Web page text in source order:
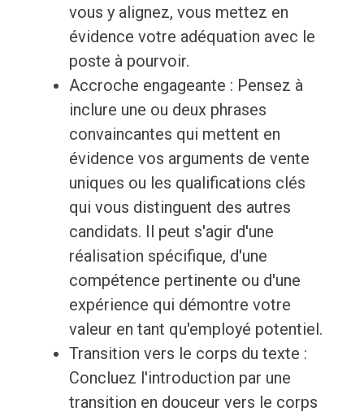
vous y alignez, vous mettez en
évidence votre adéquation avec le
poste à pourvoir.
Accroche engageante : Pensez à
inclure une ou deux phrases
convaincantes qui mettent en
évidence vos arguments de vente
uniques ou les qualifications clés
qui vous distinguent des autres
candidats. Il peut s'agir d'une
réalisation spécifique, d'une
compétence pertinente ou d'une
expérience qui démontre votre
valeur en tant qu'employé potentiel.
Transition vers le corps du texte :
Concluez l'introduction par une
transition en douceur vers le corps